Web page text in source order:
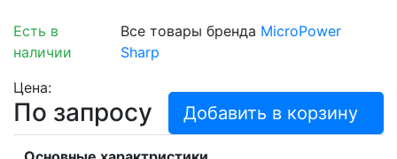
Есть в
наличии
Все товары бренда MicroPower
Sharp
Цена:
По запросу Добавить в корзину